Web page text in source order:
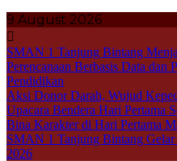
9 August 2026
SMAN 1 Tanjung Bintang
Perencanaan Berbasis Data dan
Pendidikan
Aksi Donor Darah, Wujud
Upacara Bendera Hari Pertama
Bina Karakter di Hari Pertama
SMAN 1 Tanjung Bintang
2026